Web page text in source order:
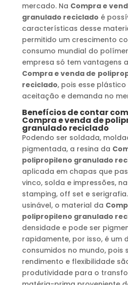
mercado. Na Compra e
granulado reciclado é
características desse
permitido um crescimento
consumo mundial do
empresa só tem vantagens
Compra e venda de
reciclado, pois esse
aceitação e demanda no
Benefícios de contar
Compra e venda de
granulado reciclado
Podendo ser soldada,
pigmentada, a resina da
polipropileno granulado
aplicada em chapas que
vinco, solda e impressões,
stamping, off set e
usinável, o material da
polipropileno granulado
densidade e pode ser
rapidamente, por isso, é um
consumidos no mundo, pois
rendimento e flexibilidade
produtividade para o